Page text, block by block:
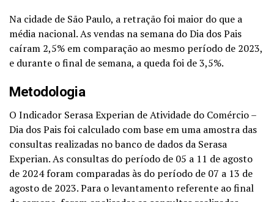
Na cidade de São Paulo, a retração foi maior do que a
média nacional. As vendas na semana do Dia dos Pais
caíram 2,5% em comparação ao mesmo período de 2023,
e durante o final de semana, a queda foi de 3,5%.
Metodologia
O Indicador Serasa Experian de Atividade do Comércio –
Dia dos Pais foi calculado com base em uma amostra das
consultas realizadas no banco de dados da Serasa
Experian. As consultas do período de 05 a 11 de agosto
de 2024 foram comparadas às do período de 07 a 13 de
agosto de 2023. Para o levantamento referente ao final